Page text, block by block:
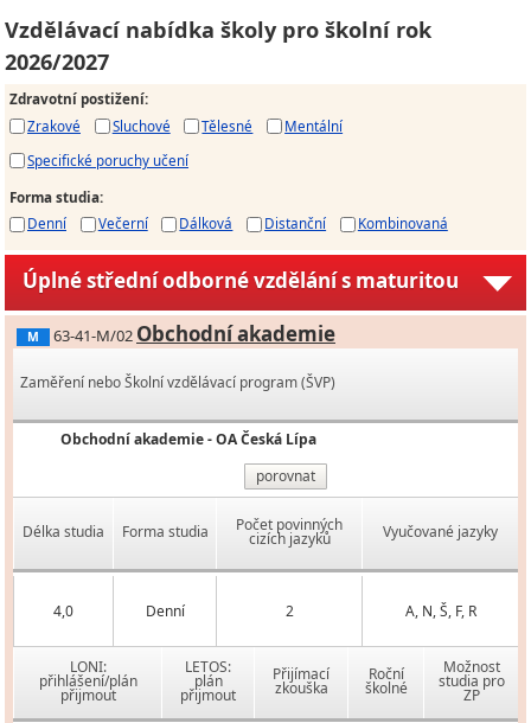
Vzdělávací nabídka školy pro školní rok
2026/2027
Zdravotní postižení:
Zrakové
Sluchové Tělesné
Mentální
Specifické poruchy učení
Forma studia:
Denní
Večerní Dálková Distanční Kombinovaná
Úplné střední odborné vzdělání s maturitou
M 63-41-M/02 Obchodní akademie
Zaměření nebo Školní vzdělávací program (ŠVP)
Obchodní akademie - OA Česká Lípa
porovnat
Délka studia Forma studia Počet povinných
cizích jazyků Vyučované jazyky
4,0 Denní 2 A, N, Š, F, R
LONI:
přihlášení/plán
přijmout
LETOS:
plán
přijmout
Přijímací
zkouška
Roční
školné
Možnost
studia pro
ZP